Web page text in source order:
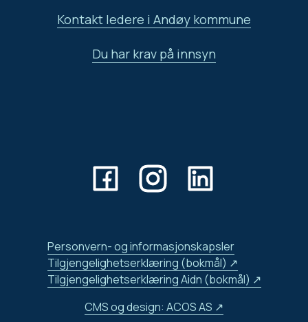
Kontakt ledere i Andøy kommune
Du har krav på innsyn
Personvern- og informasjonskapsler
Tilgjengelighetserklæring (bokmål)
Tilgjengelighetserklæring Aidn (bokmål)
CMS og design: ACOS AS